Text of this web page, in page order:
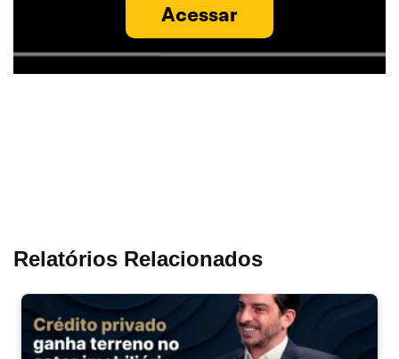
Acessar
Relatórios Relacionados